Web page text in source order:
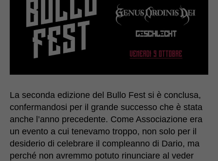
La seconda edizione del Bullo Fest si è conclusa,
confermandosi per il grande successo che è stata
anche l’anno precedente. Come Associazione era
un evento a cui tenevamo troppo, non solo per il
desiderio di celebrare il compleanno di Dario, ma
perché non avremmo potuto rinunciare al veder